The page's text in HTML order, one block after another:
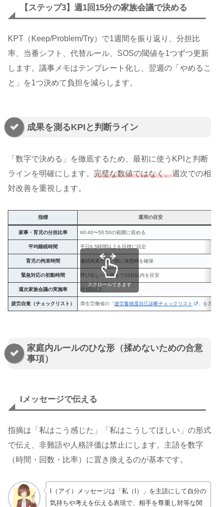
【ステップ3】週1回15分の家族会議で決める
KPT（Keep/Problem/Try）で1週間を振り返り、分担比
率、当番シフト、代替ルール、SOSの閾値を1つずつ更新
します。議事メモはテンプレート化し、翌週の「やめるこ
と」を1つ決めて負担を減らします。
成果を測るKPIと判断ライン
「数字で決める」を徹底するため、最初に使うKPIと判断
ラインを明確にします。 完璧な数値ではなく、週次での相
対改善を重視します。
指標 運用の目安
家事・育児の分担比率 60:40〜50:50の範囲に収める
平均睡眠時間 平日6.5時間以上を目標に設定
育児の拘束時間 連続拘束が長い側に休憩枠を確保
緊急対応の初動時間 呼び出し～出発まで10分以内を目安
週次家族会議の実施率 月3回以上
疲労自覚（チェックリスト） 厚生労働省の「疲労蓄積度自己診断チェックリスト 」を月1
スクロールできます
家庭内ルールのひな形（揉めないための合意
事項）
Iメッセージで伝える
指摘は「私はこう感じた」「私はこうしてほしい」の形式
で伝え、非難語や人格評価は禁止にします。主語を数字
（時間・回数・比率）に置き換えるのが基本です。
I（アイ）メッセージは「私（I）」を主語にして自分の
気持ちや考えを伝える表現で、相手を尊重し対等な関